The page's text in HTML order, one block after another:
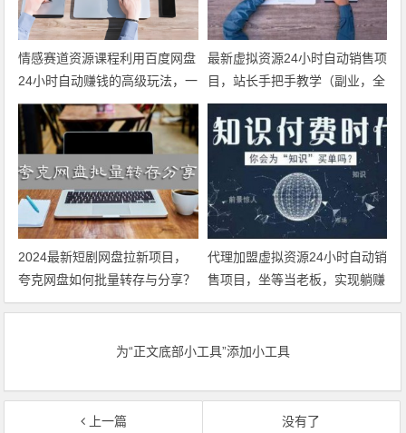
情感赛道资源课程利用百度网盘
24小时自动赚钱的高级玩法，一
步步教你如何操作，小白可轻松
日入300+
最新虚拟资源24小时自动销售项
目，站长手把手教学（副业，全
职均可）
2024最新短剧网盘拉新项目，
夸克网盘如何批量转存与分享？
（批量转存分享软件+万部短剧
代理加盟虚拟资源24小时自动销
售项目，坐等当老板，实现躺赚
为“正文底部小工具”添加小工具
上一篇
没有了